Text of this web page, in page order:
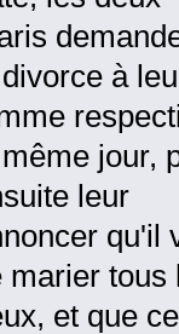
à
jour,
leur
qu'il
marier tous
et que